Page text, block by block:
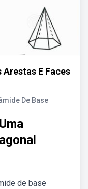
E Faces
De Base
de base